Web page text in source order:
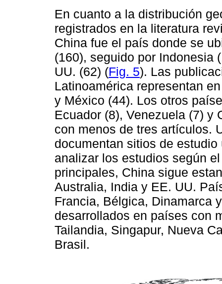
En cuanto a la distribución
registrados en la literatura
China fue el país donde se
(160), seguido por Indonesia
UU. (62) (Fig. 5). Las
Latinoamérica representan
y México (44). Los otros
Ecuador (8), Venezuela (7) y
con menos de tres artículos.
documentan sitios de
analizar los estudios según
principales, China sigue
Australia, India y EE. UU.
Francia, Bélgica, Dinamarca
desarrollados en países con
Tailandia, Singapur, Nueva
Brasil.